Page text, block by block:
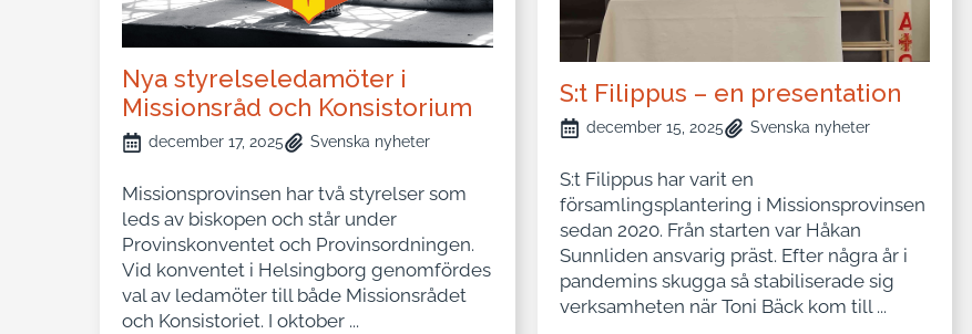
Nya styrelseledamöter i
Missionsråd och Konsistorium
december 17, 2025 Svenska nyheter
Missionsprovinsen har två styrelser som
leds av biskopen och står under
Provinskonventet och Provinsordningen.
Vid konventet i Helsingborg genomfördes
val av ledamöter till både Missionsrådet
och Konsistoriet. I oktober ...
S:t Filippus – en presentation
december 15, 2025 Svenska nyheter
S:t Filippus har varit en
församlingsplantering i Missionsprovinsen
sedan 2020. Från starten var Håkan
Sunnliden ansvarig präst. Efter några år i
pandemins skugga så stabiliserade sig
verksamheten när Toni Bäck kom till ...